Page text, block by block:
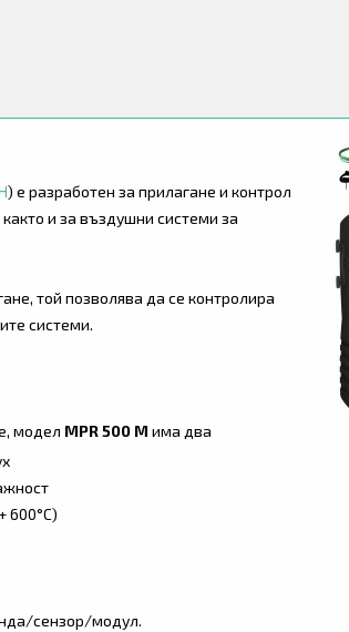
) е разработен за прилагане и контрол
и за въздушни системи за
той позволява да се контролира
системи.
600°С)
сензор/модул.
модел MPR 500 М има два